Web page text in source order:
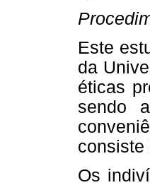
Este
da
éticas
sendo
consiste
Os